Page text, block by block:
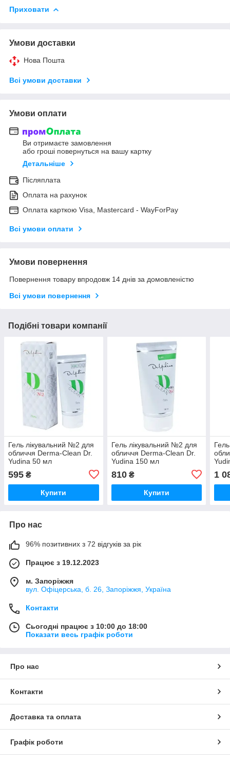
Приховати
Умови доставки
Нова Пошта
Всі умови доставки
Умови оплати
Ви отримаєте замовлення
або гроші повернуться на вашу картку
Детальніше
Післяплата
Оплата на рахунок
Оплата карткою Visa, Mastercard - WayForPay
Всі умови оплати
Умови повернення
Повернення товару впродовж 14 днів за домовленістю
Всі умови повернення
Подібні товари компанії
Гель лікувальний №2 для
обличчя Derma-Clean Dr.
Yudina 50 мл
595 ₴
Купити
Гель лікувальний №2 для
обличчя Derma-Clean Dr.
Yudina 150 мл
810₴
Купити
1
Про нас
96% позитивних з 72 відгуків за рік
Працює з 19.12.2023
м. Запоріжжя
вул. Офіцерська, б. 26, Запоріжжя, Україна
Контакти
Сьогодні працює з 10:00 до 18:00
Показати весь графік роботи
Про нас
Контакти
Доставка та оплата
Графік роботи